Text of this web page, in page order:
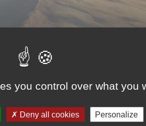
you control over what you
Deny all cookies Personalize